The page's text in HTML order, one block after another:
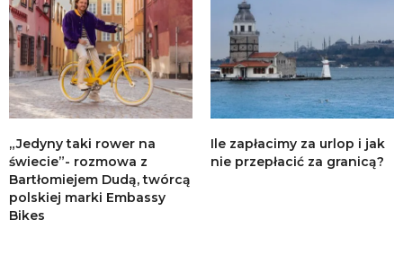
„Jedyny taki rower na
świecie”- rozmowa z
Bartłomiejem Dudą, twórcą
polskiej marki Embassy
Bikes
Ile zapłacimy za urlop i jak
nie przepłacić za granicą?